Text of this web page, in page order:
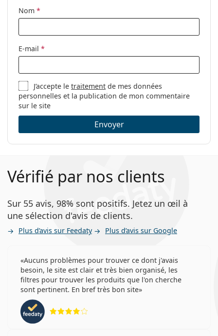
Nom *
E-mail *
J’accepte letraitement de mes données
personnelles et la publication de mon commentaire
sur le site
Envoyer
Vérifié par nos clients
Sur 55 avis, 98% sont positifs. Jetez un œil à
une sélection d'avis de clients.
Plus d’avis sur Feedaty Plus d’avis sur Google
Aucuns problèmes pour trouver ce dont j'avais
besoin, le site est clair et très bien organisé, les
filtres pour trouver les produits que l'on cherche
sont pertinent. En bref très bon site